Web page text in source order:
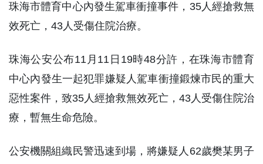
珠海市體育中心內發生駕車衝撞事件，35人經搶救無
效死亡，43人受傷住院治療。
珠海公安公布11月11日19時48分許，在珠海市體育
中心內發生一起犯罪嫌疑人駕車衝撞鍛煉市民的重大
惡性案件，致35人經搶救無效死亡，43人受傷住院治
療，暫無生命危險。
公安機關組織民警迅速到場，將嫌疑人62歲樊某男子